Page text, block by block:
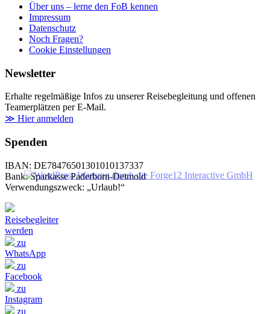
Über uns – lerne den FoB kennen
Impressum
Datenschutz
Noch Fragen?
Cookie Einstellungen
Newsletter
Erhalte regelmäßige Infos zu unserer Reisebegleitung und offenen
Teamerplätzen per E-Mail.
≫ Hier anmelden
Spenden
IBAN: DE78476501301010137337
Bank: Sparkasse Paderborn-Detmold
Verwendungszweck: „Urlaub!“
Reisebegleiter
werden
zu
WhatsApp
zu
Facebook
zu
Instagram
zu